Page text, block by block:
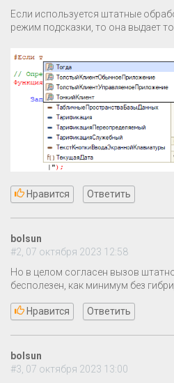
Если используется штатные
режим подсказки, то она выдает
Нравится Ответить
bolsun
#2, 07 октября 2023 12:58
Но в целом согласен вызов
бесполезен, как минимум без
Нравится Ответить
bolsun
#3, 07 октября 2023 13:00